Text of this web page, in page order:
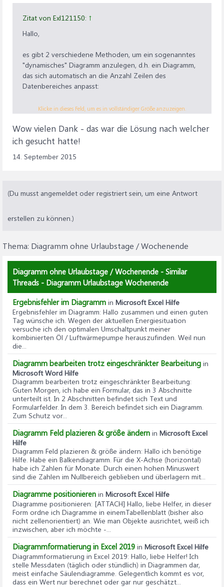
Zitat von Exl121150: ↑
Hallo,
es gibt 2 verschiedene Methoden, um ein sogenanntes
"dynamisches" Diagramm anzulegen, d.h. ein Diagramm,
das sich automatisch an die Anzahl Zeilen des
Datenbereiches anpasst:
1) Den Datenbereich in eine sogenannte "Tabelle"
1a) dazu habe ich zB. im Arbeitsblatt "August 2015" die
leeren Zeilen samt der Summenzeile entfernt, sodass ein
Datenbereich 'August 2015'!$A$4:$G$11 inklusive
Kopfzeile übrigblieb.
"Tabelle" in eine Tabelle mit Kopfzeile umgewandelt.
"Eigenschaften" > Textfeld "Tabellenname" umbenannt in
1d) Das Diagramm hatte sich bereits im Anschluss an
Punkt 1b) an die neue Zeilenanzahl automatisch
1e) Falls du eventuell die Summenzeile vermisst - auch
diese ist weiterhin möglich, sie kann
eingeblendet/ausgeblendet werden, wenn du im
Menüband > Kontexttabulator
"TABELLENTOOLS/ENTWURF" > Gruppe "Optionen für
Tabellenformat" > Checkbox "Ergebniszeile" ein Häkchen
setzt: dann wird eine zusätzliche Zeile angezeigt, in der
man für jede Spalte separat über DropDowns die
entsprechenden Optionen einstellen kann. Diese
Einstellarbeit braucht man nur 1x zu machen, Excel merkt
sich diese, sodass nach einem weiteren Aus/Einblenden
mittels Häkchen diese wieder sofort da sind.
1f) Vor einem weiteren Anfügen von Datenzeilen sollte
man praktischerweise diese Summenzeile aus Punkt 1e)
zuerst mittels Häkchen ausblenden, die weitere
Datenzeile unten in die nächste leere Zeile anfügen. Die
Tabelle erweitert daraufhin automatisch ihren
Datenbereich - und natürlich aktualisiert sich auch das
Diagramm automatisch, indem es einen weiteren Balken
hinzufügt. Die Summenzeile kann dann wieder über das
Häkchen aus Punkt 1e) eingeblendet werden (die
Summen sind natürlich auch automatisch aktualisiert).
Klicke in dieses Feld, um es in vollständiger Größe anzuzeigen.
Wow vielen Dank - das war die Lösung nach welcher
ich gesucht hatte!
14. September 2015
(Du musst angemeldet oder registriert sein, um eine Antwort
erstellen zu können.)
Thema: Diagramm ohne Urlaubstage / Wochenende
Diagramm ohne Urlaubstage / Wochenende - Similar
Threads - Diagramm Urlaubstage Wochenende
Ergebnisfehler im Diagramm in Microsoft Excel Hilfe
Ergebnisfehler im Diagramm: Hallo zusammen und einen guten
Tag wünsche ich. Wegen der aktuellen Energiesituation
versuche ich den optimalen Umschaltpunkt meiner
kombinierten Öl / Luftwärmepumpe herauszufinden. Weil nun
die...
Diagramm bearbeiten trotz eingeschränkter Bearbeitung in
Microsoft Word Hilfe
Diagramm bearbeiten trotz eingeschränkter Bearbeitung:
Guten Morgen, ich habe ein Formular, das in 3 Abschnitte
unterteilt ist. In 2 Abschnitten befindet sich Text und
Formularfelder. In dem 3. Bereich befindet sich ein Diagramm.
Zum Schutz vor...
Diagramm Feld plazieren & größe ändern in Microsoft Excel
Hilfe
Diagramm Feld plazieren & größe ändern: Hallo ich benötige
Hilfe. Habe ein Balkendiagramm. Für die X-Achse (horizontal)
habe ich Zahlen für Monate. Durch einen hohen Minuswert
sind die Zahlen im Nullbereich geblieben und überlagern mit...
Diagramme positionieren in Microsoft Excel Hilfe
Diagramme positionieren: [ATTACH] Hallo, liebe Helfer, in dieser
Form ordne ich Diagramme in einemTabellenblatt (bisher also
nicht zellenorientiert) an. Wie man Objekte ausrichtet, weiß ich
inzwischen, aber ich möchte -...
Diagrammformatierung in Excel 2019 in Microsoft Excel Hilfe
Diagrammformatierung in Excel 2019: Hallo, liebe Helfer! Ich
stelle Messdaten (täglich oder stündlich) in Diagrammen dar,
meist einfache Säulendiagramme. Gelegentlich kommt es vor,
dass ein Wert nur berechnet oder gar nur geschätzt...